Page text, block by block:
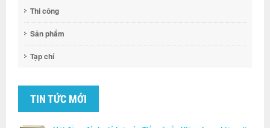
Thi công
Sản phẩm
Tạp chí
TIN TỨC MỚI